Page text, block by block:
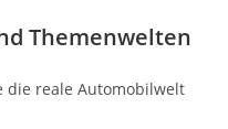
Themenwelten
die reale Automobilwelt